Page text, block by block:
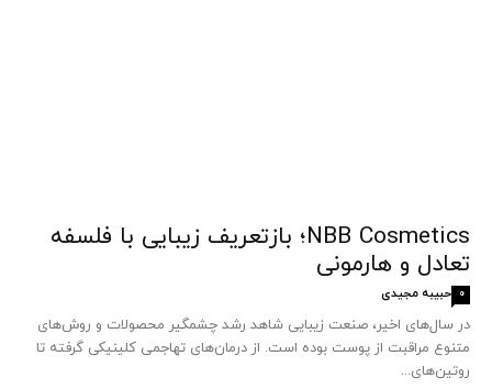
NBB Cosmetics؛ بازتعریف زیبایی با فلسفه
تعادل و هارمونی
حبیبه مجیدی 0
در سال‌های اخیر، صنعت زیبایی شاهد رشد چشمگیر محصولات و روش‌های
متنوع مراقبت از پوست بوده است. از درمان‌های تهاجمی کلینیکی گرفته تا
روتین‌های...